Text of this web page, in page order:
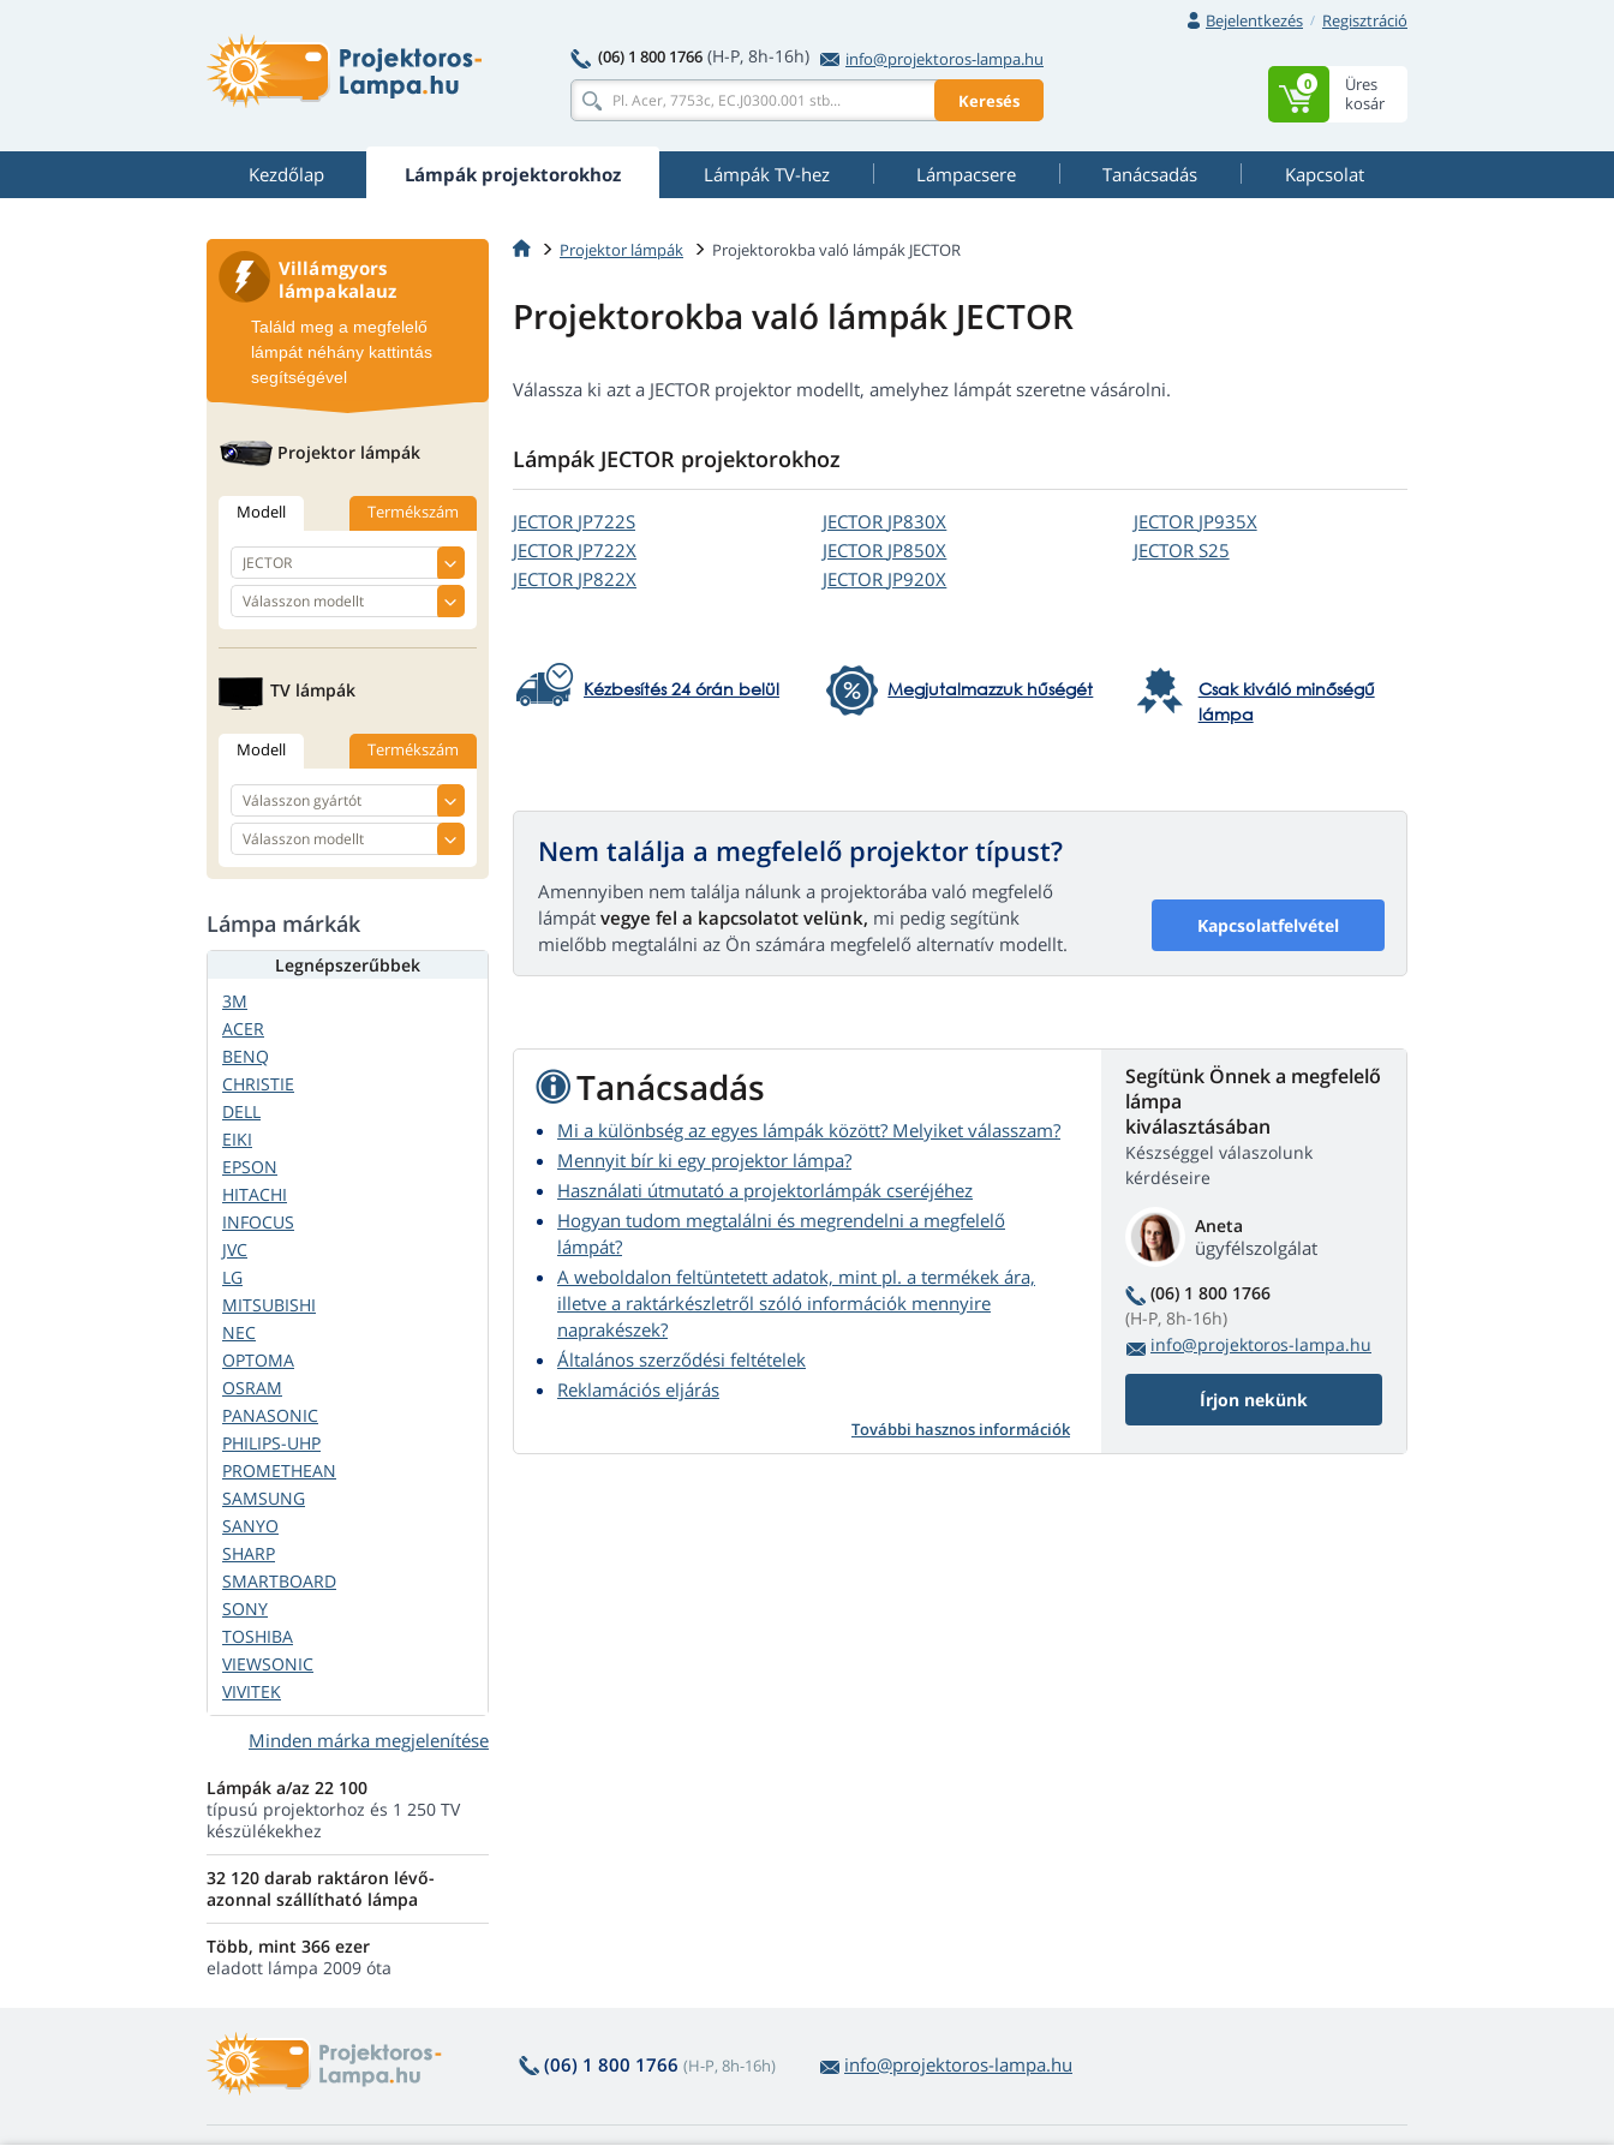
Bejelentkezés
Regisztráció
(06) 1 800 1766 (H-P, 8h-16h)
info@projektoros-lampa.hu
Keresés
Üres
kosár
0
Kezdőlap Lámpák projektorokhoz Lámpák TV-hez Lámpacsere Tanácsadás Kapcsolat
Projektor lámpák Projektorokba való lámpák JECTOR
Projektorokba való lámpák JECTOR
Válassza ki azt a JECTOR projektor modellt, amelyhez lámpát szeretne vásárolni.
Lámpák JECTOR projektorokhoz
JECTOR JP722S
JECTOR JP722X
JECTOR JP822X
JECTOR JP830X
JECTOR JP850X
JECTOR JP920X
JECTOR JP935X
JECTOR S25
Kézbesítés 24 órán belül Megjutalmazzuk hűségét
Csak kiváló minőségű
lámpa
Nem találja a megfelelő projektor típust?
Amennyiben nem találja nálunk a projektorába való megfelelő
lámpát vegye fel a kapcsolatot velünk, mi pedig segítünk
mielőbb megtalálni az Ön számára megfelelő alternatív modellt.
Kapcsolatfelvétel
Tanácsadás
Mi a különbség az egyes lámpák között? Melyiket válasszam?
Mennyit bír ki egy projektor lámpa?
Használati útmutató a projektorlámpák cseréjéhez
Hogyan tudom megtalálni és megrendelni a megfelelő
lámpát?
A weboldalon feltüntetett adatok, mint pl. a termékek ára,
illetve a raktárkészletről szóló információk mennyire
naprakészek?
Általános szerződési feltételek
Reklamációs eljárás
További hasznos információk
Segítünk Önnek a megfelelő
lámpa
kiválasztásában
Készséggel válaszolunk
kérdéseire
Aneta
ügyfélszolgálat
(06) 1 800 1766
(H-P, 8h-16h)
info@projektoros-lampa.hu
Írjon nekünk
Villámgyors
lámpakalauz
Találd meg a megfelelő
lámpát néhány kattintás
segítségével
Projektor lámpák
Modell Termékszám
TV lámpák
Modell Termékszám
Lámpa márkák
Legnépszerűbbek
3M
ACER
BENQ
CHRISTIE
DELL
EIKI
EPSON
HITACHI
INFOCUS
JVC
LG
MITSUBISHI
NEC
OPTOMA
OSRAM
PANASONIC
PHILIPS-UHP
PROMETHEAN
SAMSUNG
SANYO
SHARP
SMARTBOARD
SONY
TOSHIBA
VIEWSONIC
VIVITEK
Minden márka megjelenítése
Lámpák a/az 22 100
típusú projektorhoz és 1 250 TV
készülékekhez
32 120 darab raktáron lévő-
azonnal szállítható lámpa
Több, mint 366 ezer
eladott lámpa 2009 óta
(06) 1 800 1766 (H-P, 8h-16h) info@projektoros-lampa.hu